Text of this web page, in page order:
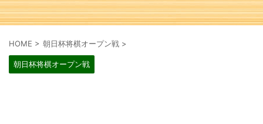
HOME > 朝日杯将棋オープン戦 >
朝日杯将棋オープン戦